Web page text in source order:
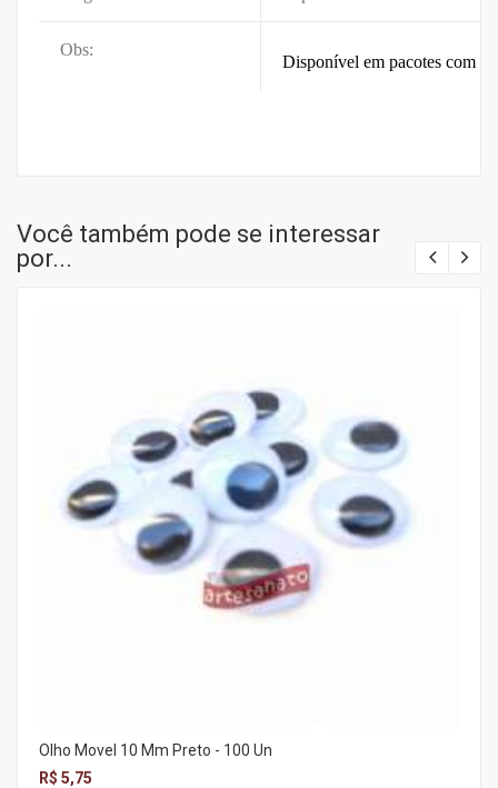
Obs:
Disponível em pacotes com
Você também pode se interessar
por...
Olho Movel 10 Mm Preto - 100 Un
R$ 5,75